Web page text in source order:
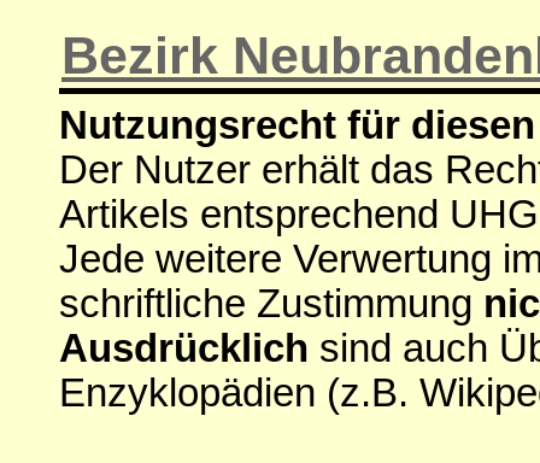
Bezirk
Nutzungsrecht für
Der Nutzer erhält das
Artikels entsprechend
Jede weitere Verwertung
schriftliche Zustimmung
Ausdrücklich sind auch
Enzyklopädien (z.B.